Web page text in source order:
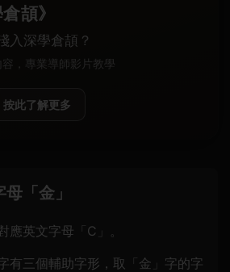
頡》
入深學倉頡？
，專業導師影片教學
按此了解更多
「金」
應英文字母「C」。
有三個輔助字形，取「金」字的字